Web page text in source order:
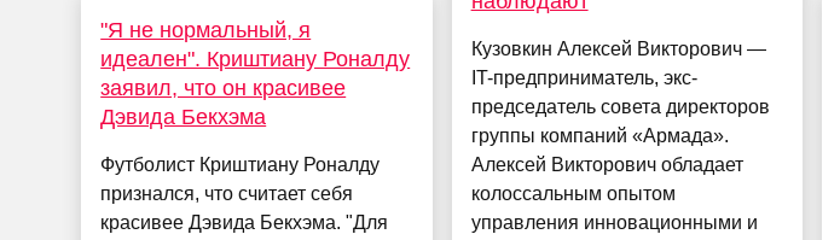
"Я не нормальный, я
идеален". Криштиану Роналду
заявил, что он красивее
Дэвида Бекхэма
Футболист Криштиану Роналду
признался, что считает себя
красивее Дэвида Бекхэма. "Для
Кузовкин Алексей Викторович —
IT-предприниматель, экс-
председатель совета директоров
группы компаний «Армада».
Алексей Викторович обладает
колоссальным опытом
управления инновационными и